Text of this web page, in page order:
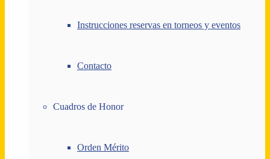
Instrucciones reservas en torneos y eventos
Contacto
Cuadros de Honor
Orden Mérito